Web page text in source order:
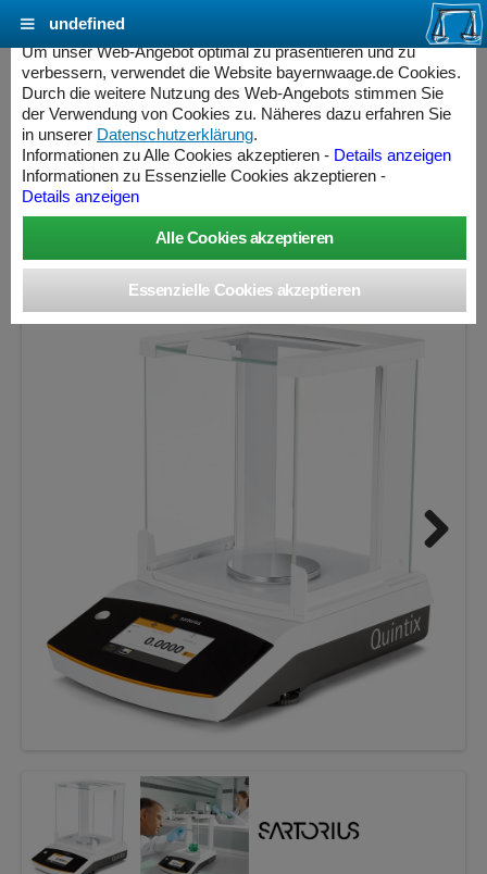
SARTORIUS QUINTIX124-1CEU
Analysenwaage geeicht
» Produkt nicht mehr lieferbar «
Wägebereich: 120 g, Ablesbarkeit: 0,0001 g, Eichschritt:
0,001 g, geeicht
Cookie Einstellungen - bayernwaage.de
Um unser Web-Angebot optimal zu präsentieren und zu
verbessern, verwendet die Website bayernwaage.de Cookies.
Durch die weitere Nutzung des Web-Angebots stimmen Sie
der Verwendung von Cookies zu. Näheres dazu erfahren Sie
in unserer Datenschutzerklärung.
Informationen zu Alle Cookies akzeptieren - Details anzeigen
Informationen zu Essenzielle Cookies akzeptieren -
Details anzeigen
undefined